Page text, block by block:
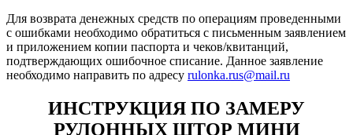
Для возврата денежных средств по операциям проведенными
с ошибками необходимо обратиться с письменным заявлением
и приложением копии паспорта и чеков/квитанций,
подтверждающих ошибочное списание. Данное заявление
необходимо направить по адресу rulonka.rus@mail.ru
ИНСТРУКЦИЯ ПО ЗАМЕРУ
РУЛОННЫХ ШТОР МИНИ